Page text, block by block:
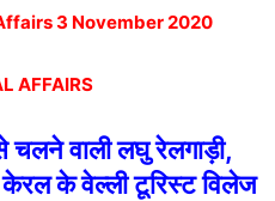
3 November 2020
AFFAIRS
चलने वाली लघु रेलगाड़ी,
केरल के वेल्ली टूरिस्ट विलेज